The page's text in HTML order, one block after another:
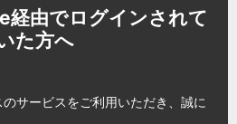
経由でログインされて
た方へ
サービスをご利用いただき、誠に